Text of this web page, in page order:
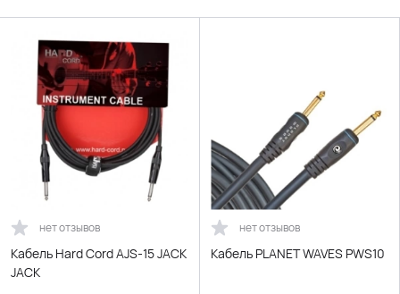
нет отзывов
Кабель Hard Cord AJS-15 JACK
JACK
нет отзывов
Кабель PLANET WAVES PWS10